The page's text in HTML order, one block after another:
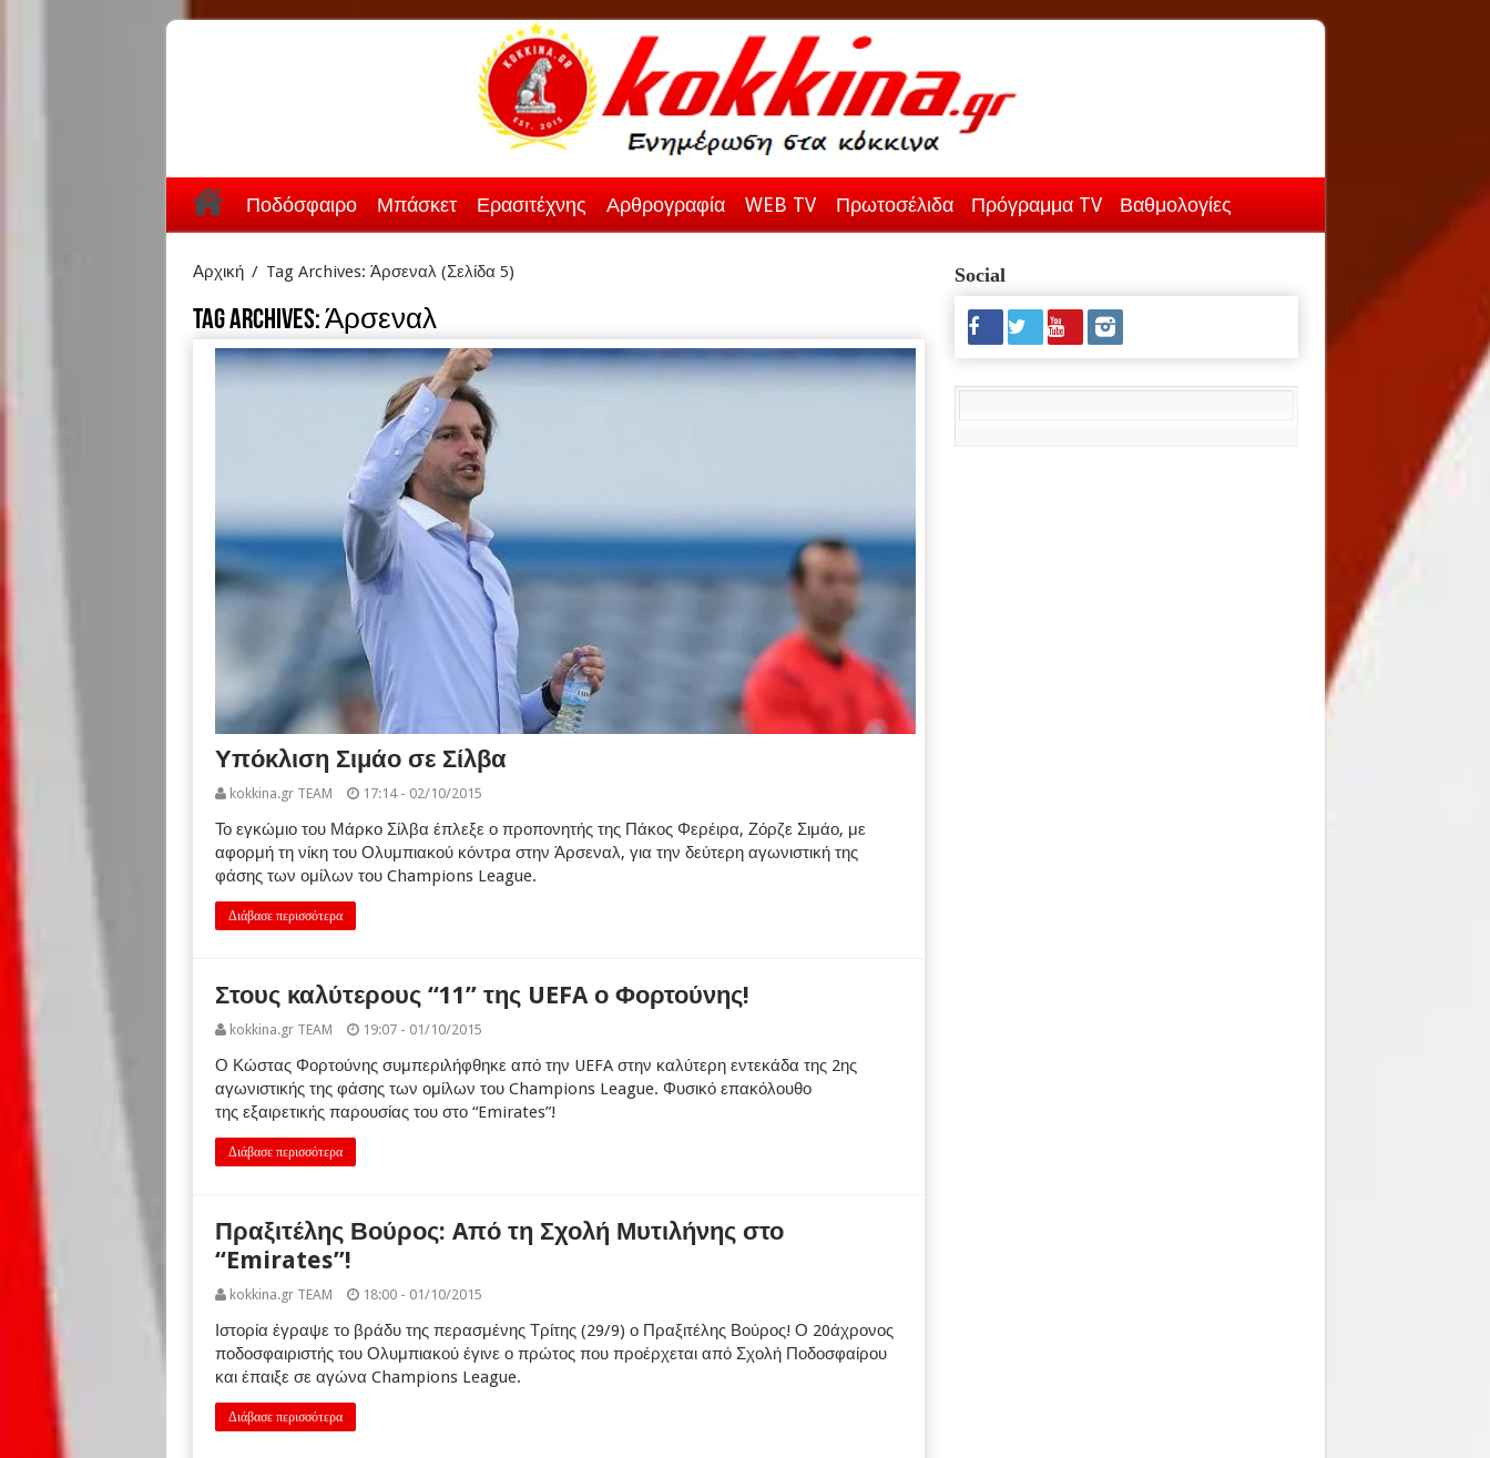
Ποδόσφαιρο Μπάσκετ Ερασιτέχνης Αρθρογραφία WEB TV Πρωτοσέλιδα Πρόγραμμα TV Βαθμολογίες
Αρχική / Tag Archives: Άρσεναλ(Σελίδα 5)
Tag Archives:Άρσεναλ
Υπόκλιση Σιμάο σε Σίλβα
kokkina.gr TEAM 17:14 - 02/10/2015
Το εγκώμιο του Μάρκο Σίλβα έπλεξε ο προπονητής της Πάκος Φερέιρα, Ζόρζε Σιμάο, με
αφορμή τη νίκη του Ολυμπιακού κόντρα στην Άρσεναλ, για την δεύτερη αγωνιστική της
φάσης των ομίλων του Champions League.
Διάβασε περισσότερα
Στους καλύτερους “11” της UEFA ο Φορτούνης!
kokkina.gr TEAM 19:07 - 01/10/2015
Ο Κώστας Φορτούνης συμπεριλήφθηκε από την UEFA στην καλύτερη εντεκάδα της 2ης
αγωνιστικής της φάσης των ομίλων του Champions League. Φυσικό επακόλουθο
της εξαιρετικής παρουσίας του στο “Emirates”!
Διάβασε περισσότερα
Πραξιτέλης Βούρος: Aπό τη Σχολή Μυτιλήνης στο
“Emirates”!
kokkina.gr TEAM 18:00 - 01/10/2015
Ιστορία έγραψε το βράδυ της περασμένης Τρίτης (29/9) ο Πραξιτέλης Βούρος! Ο 20άχρονος
ποδοσφαιριστής του Ολυμπιακού έγινε ο πρώτος που προέρχεται από Σχολή Ποδοσφαίρου
και έπαιξε σε αγώνα Champions League.
Διάβασε περισσότερα
Social